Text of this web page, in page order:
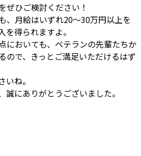
ぜひご検討ください！
、月給はいずれ20～30万円以上を
を得られますよ。
においても、ベテランの先輩たちか
ので、きっとご満足いただけるはず
いね。
誠にありがとうございました。